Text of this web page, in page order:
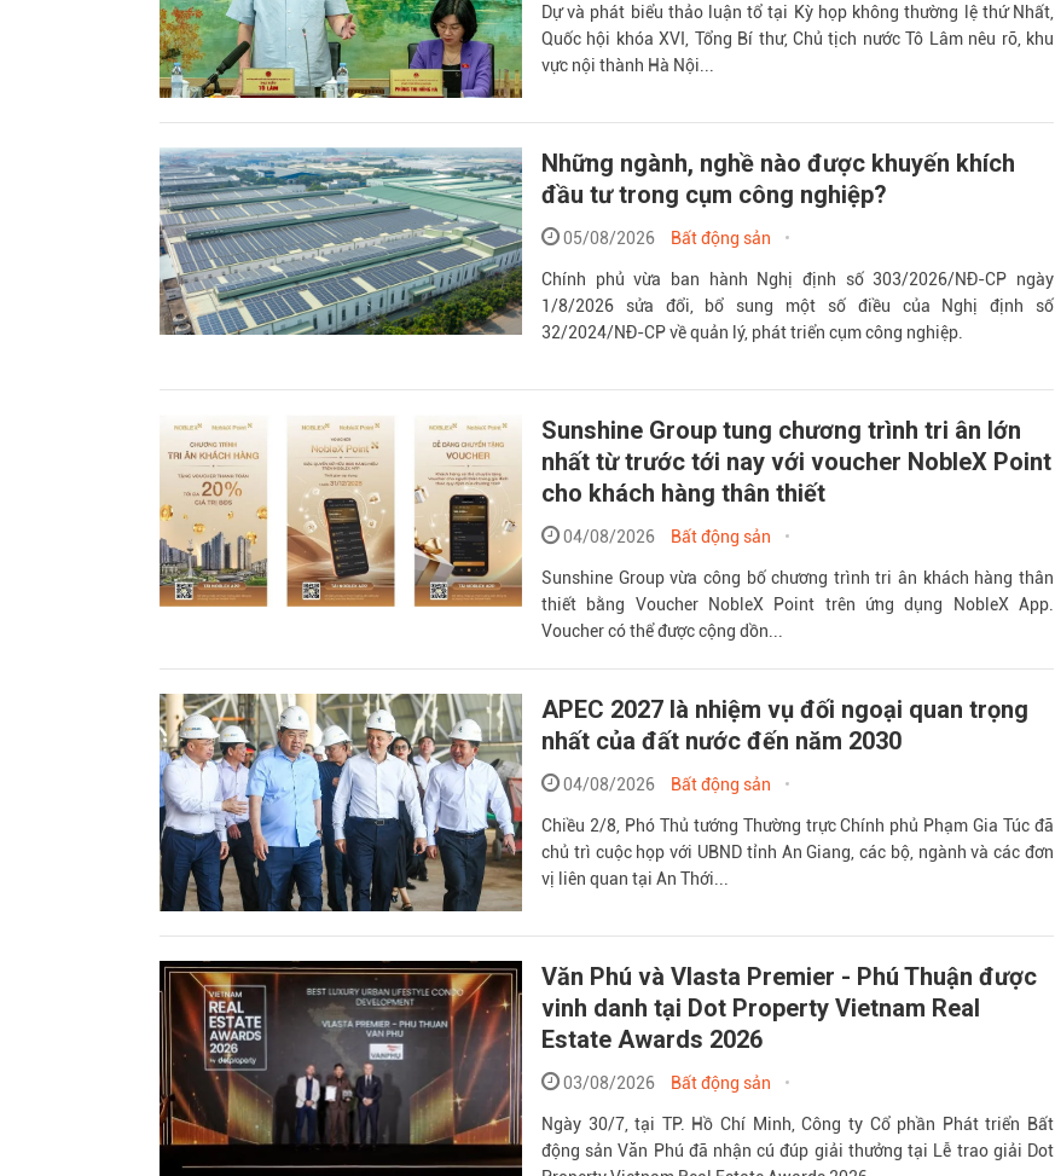
Dự và phát biểu thảo luận tổ tại Kỳ họp không thường lệ thứ Nhất,
Quốc hội khóa XVI, Tổng Bí thư, Chủ tịch nước Tô Lâm nêu rõ, khu
vực nội thành Hà Nội...
Những ngành, nghề nào được khuyến khích
đầu tư trong cụm công nghiệp?
05/08/2026 Bất động sản
Chính phủ vừa ban hành Nghị định số 303/2026/NĐ-CP ngày
1/8/2026 sửa đổi, bổ sung một số điều của Nghị định số
32/2024/NĐ-CP về quản lý, phát triển cụm công nghiệp.
Sunshine Group tung chương trình tri ân lớn
nhất từ trước tới nay với voucher NobleX Point
cho khách hàng thân thiết
04/08/2026 Bất động sản
Sunshine Group vừa công bố chương trình tri ân khách hàng thân
thiết bằng Voucher NobleX Point trên ứng dụng NobleX App.
Voucher có thể được cộng dồn...
APEC 2027 là nhiệm vụ đối ngoại quan trọng
nhất của đất nước đến năm 2030
04/08/2026 Bất động sản
Chiều 2/8, Phó Thủ tướng Thường trực Chính phủ Phạm Gia Túc đã
chủ trì cuộc họp với UBND tỉnh An Giang, các bộ, ngành và các đơn
vị liên quan tại An Thới...
Văn Phú và Vlasta Premier - Phú Thuận được
vinh danh tại Dot Property Vietnam Real
Estate Awards 2026
03/08/2026 Bất động sản
Ngày 30/7, tại TP. Hồ Chí Minh, Công ty Cổ phần Phát triển Bất
động sản Văn Phú đã nhận cú đúp giải thưởng tại Lễ trao giải Dot